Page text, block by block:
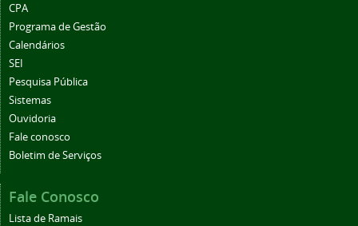
CPA
Programa de Gestão
Calendários
SEI
Pesquisa Pública
Sistemas
Ouvidoria
Fale conosco
Boletim de Serviços
Fale Conosco
Lista de Ramais